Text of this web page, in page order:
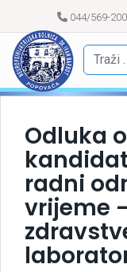
044/569-200
Odluka
radni
vrijeme